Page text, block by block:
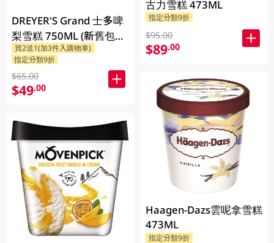
DREYER'S Grand 士多啤
梨雪糕 750ML (新舊包裝
隨機發貨)
買2送1(加3件入購物車)
指定分類9折
$65.00
$49.00
古力雪糕 473ML
指定分類9折
$95.00
$89.00
Haagen-Dazs雲呢拿雪糕
473ML
指定分類9折